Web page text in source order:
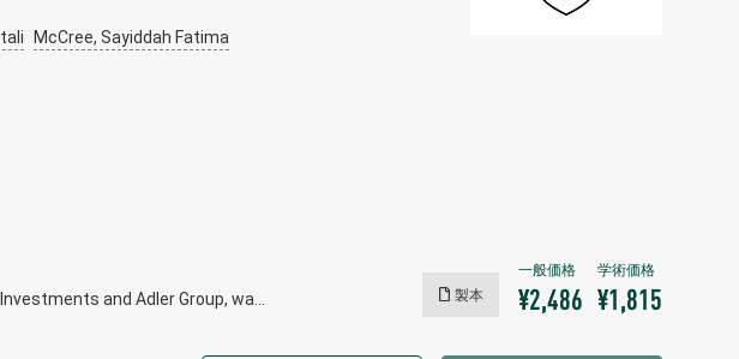
McCree, Sayiddah Fatima
and Adler Group, wa… 製本 ¥2,486 ¥1,815